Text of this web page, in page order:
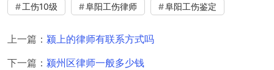
工伤10级 阜阳工伤律师 阜阳工伤鉴定
上一篇： 颍上的律师有联系方式吗
下一篇： 颍州区律师一般多少钱